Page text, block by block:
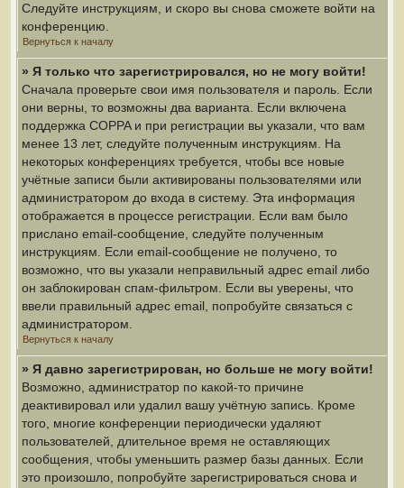
Следуйте инструкциям, и скоро вы снова сможете войти на
конференцию.
Вернуться к началу
» Я только что зарегистрировался, но не могу войти!
Сначала проверьте свои имя пользователя и пароль. Если
они верны, то возможны два варианта. Если включена
поддержка COPPA и при регистрации вы указали, что вам
менее 13 лет, следуйте полученным инструкциям. На
некоторых конференциях требуется, чтобы все новые
учётные записи были активированы пользователями или
администратором до входа в систему. Эта информация
отображается в процессе регистрации. Если вам было
прислано email-сообщение, следуйте полученным
инструкциям. Если email-сообщение не получено, то
возможно, что вы указали неправильный адрес email либо
он заблокирован спам-фильтром. Если вы уверены, что
ввели правильный адрес email, попробуйте связаться с
администратором.
Вернуться к началу
» Я давно зарегистрирован, но больше не могу войти!
Возможно, администратор по какой-то причине
деактивировал или удалил вашу учётную запись. Кроме
того, многие конференции периодически удаляют
пользователей, длительное время не оставляющих
сообщения, чтобы уменьшить размер базы данных. Если
это произошло, попробуйте зарегистрироваться снова и